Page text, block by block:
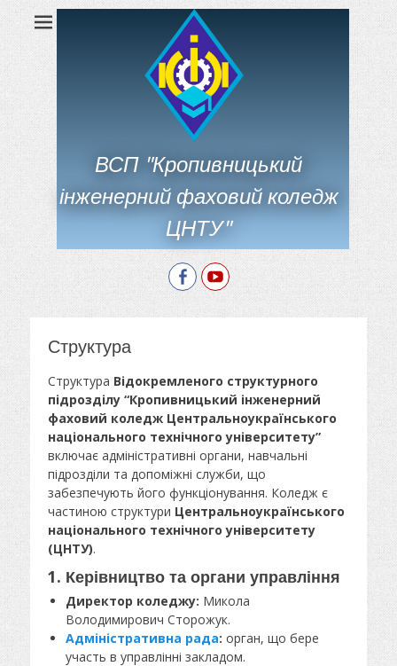
ВСП "Кропивницький
інженерний фаховий коледж
ЦНТУ"
FacebookYouTube
Структура
Структура Відокремленого структурного
підрозділу “Кропивницький інженерний
фаховий коледж Центральноукраїнського
національного технічного університету”
включає адміністративні органи, навчальні
підрозділи та допоміжні служби, що
забезпечують його функціонування. Коледж є
частиною структури Центральноукраїнського
національного технічного університету
(ЦНТУ).
1. Керівництво та органи управління
Директор коледжу: Микола
Володимирович Сторожук.
Адміністративна рада: орган, що бере
участь в управлінні закладом.